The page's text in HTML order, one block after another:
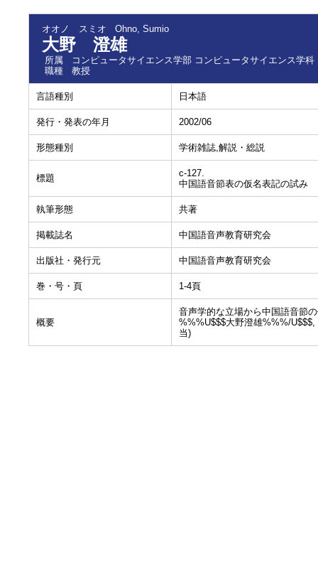
オオノ スミオ Ohno, Sumio
大野 澄雄
所属
コンピュータサイエンス学部 コンピュータサイエンス学科
職種
教授
言語種別 日本語
発行・発表の年月 2002/06
形態種別 学術雑誌,解説・総説
標題
c-127.
中国語音節表の仮名表記の試み
執筆形態 共著
掲載誌名 中国語音声教育研究会
出版社・発行元 中国語音声教育研究会
巻・号・頁 1-4頁
概要
音声学的な立場から中国語音節
%%%U$$$大野澄雄%%%/
当)